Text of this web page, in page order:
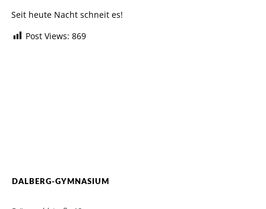
Seit heute Nacht schneit es!
Post Views: 869
DALBERG-GYMNASIUM